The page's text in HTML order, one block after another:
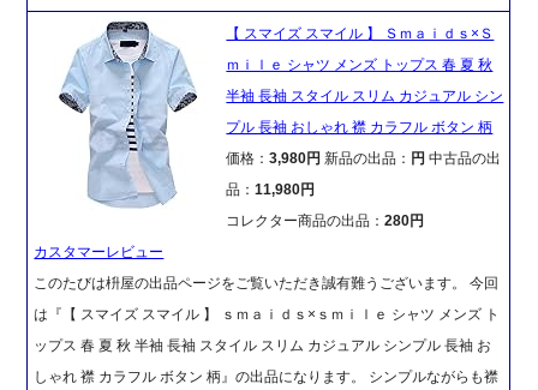
【 スマイズ スマイル 】 Ｓｍａｉｄｓ×Ｓ
ｍｉｌｅ シャツ メンズ トップス 春 夏 秋
半袖 長袖 スタイル スリム カジュアル シン
プル 長袖 おしゃれ 襟 カラフル ボタン 柄
価格：3,980円新品の出品： 円 中古品の出
品：11,980円
コレクター商品の出品：280円
カスタマーレビュー
このたびは枡屋の出品ページをご覧いただき誠有難うございます。 今回
は『【 スマイズ スマイル 】 ｓｍａｉｄｓ×ｓｍｉｌｅ シャツ メンズ ト
ップス 春 夏 秋 半袖 長袖 スタイル スリム カジュアル シンプル 長袖 お
しゃれ 襟 カラフル ボタン 柄』の出品になります。 シンプルながらも襟